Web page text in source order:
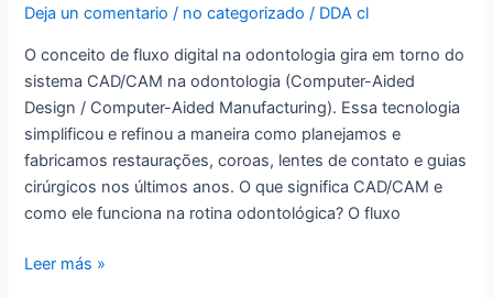
Deja un comentario / no categorizado / DDA cl
O conceito de fluxo digital na odontologia gira em torno do
sistema CAD/CAM na odontologia (Computer-Aided
Design / Computer-Aided Manufacturing). Essa tecnologia
simplificou e refinou a maneira como planejamos e
fabricamos restaurações, coroas, lentes de contato e guias
cirúrgicos nos últimos anos. O que significa CAD/CAM e
como ele funciona na rotina odontológica? O fluxo
CAD/CAM
planificación
3D
en
odontología
Leer más »